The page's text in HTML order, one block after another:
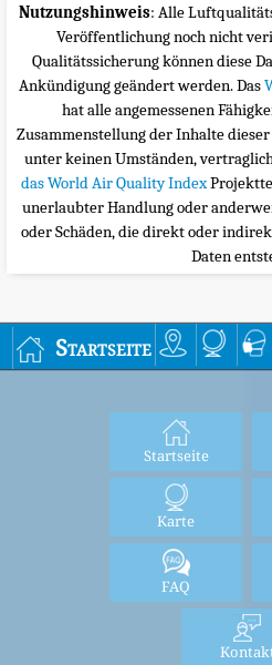
Nutzungshinweis: Alle
Veröffentlichung noch nicht
Qualitätssicherung können diese
Ankündigung geändert werden. Das
hat alle angemessenen
Zusammenstellung der Inhalte
unter keinen Umständen,
das World Air Quality Index
unerlaubter Handlung oder
oder Schäden, die direkt oder
Daten
Startseite
Startseite
Karte
FAQ